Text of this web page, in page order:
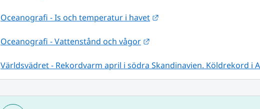
Oceanografi - Is och temperatur i havet Länk till annan webbplats.
Oceanografi - Vattenstånd och vågor Länk till annan webbplats.
Världsvädret - Rekordvarm april i södra Skandinavien. Köldrekord i